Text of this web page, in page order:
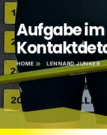
Aufgabe
HOME LENNARD JUNKER